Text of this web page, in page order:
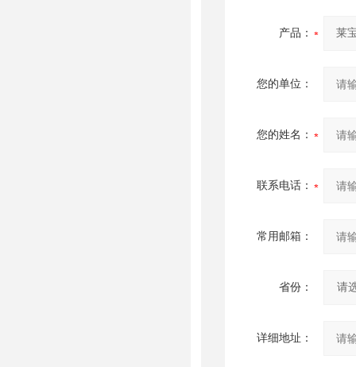
产品：
您的单位：
您的姓名：
联系电话：
常用邮箱：
省份：
详细地址：